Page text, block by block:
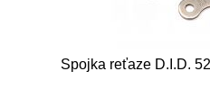
Spojka reťaze D.I.D.